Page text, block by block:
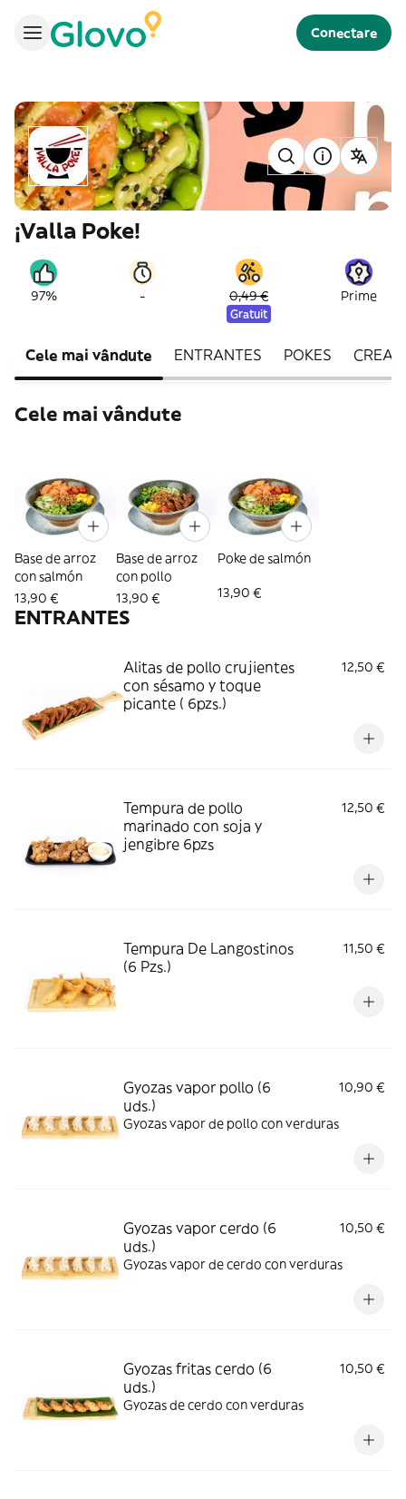
Conectare
¡Valla Poke!
97% - 0,49 €
Gratuit
Prime
Cele mai vândute ENTRANTES POKES CREA
Cele mai vândute
Base de arroz
con salmón
13,90 €
Base de arroz
con pollo
13,90 €
Poke de salmón
13,90 €
ENTRANTES
Alitas de pollo crujientes
con sésamo y toque
picante ( 6pzs.)
12,50 €
Tempura de pollo
marinado con soja y
jengibre 6pzs
12,50 €
Tempura De Langostinos
(6 Pzs.)
11,50 €
Gyozas vapor pollo (6
uds.)
10,90 €
Gyozas vapor de pollo con verduras
Gyozas vapor cerdo (6
uds.)
10,50 €
Gyozas vapor de cerdo con verduras
Gyozas fritas cerdo (6
uds.)
10,50 €
Gyozas de cerdo con verduras